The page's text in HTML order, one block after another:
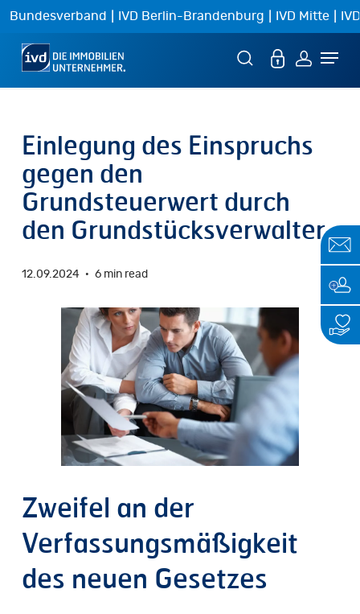
Skip
main
Bundesverband | IVD Berlin-Brandenburg | IVD Mitte |
Einlegung des Einspruchs
gegen den
Grundsteuerwert durch
den Grundstücksverwalter
12.09.2024 6 min read
Zweifel an der
Verfassungsmäßigkeit
des neuen Gesetzes